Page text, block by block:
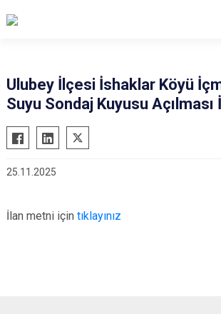
Banaz
Eşme
Sivaslı
Ulubey İlçesi İshaklar Köyü
Suyu Sondaj Kuyusu Açılması
25.11.2025
İlan metni için tıklayınız